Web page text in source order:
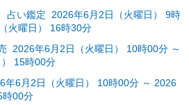
い鑑定 2026年6月2日（火曜日） 9時
火曜日） 16時30分
2026年6月2日（火曜日） 10時00分 ～
15時00分
年6月2日（火曜日） 10時00分 ～ 2026
時00分